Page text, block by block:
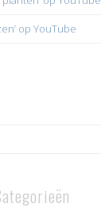
op YouTube